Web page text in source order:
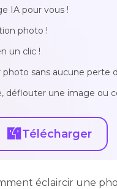
IA pour vous !
photo !
un clic !
sans aucune perte
déflouter une image ou
Télécharger
éclaircir une